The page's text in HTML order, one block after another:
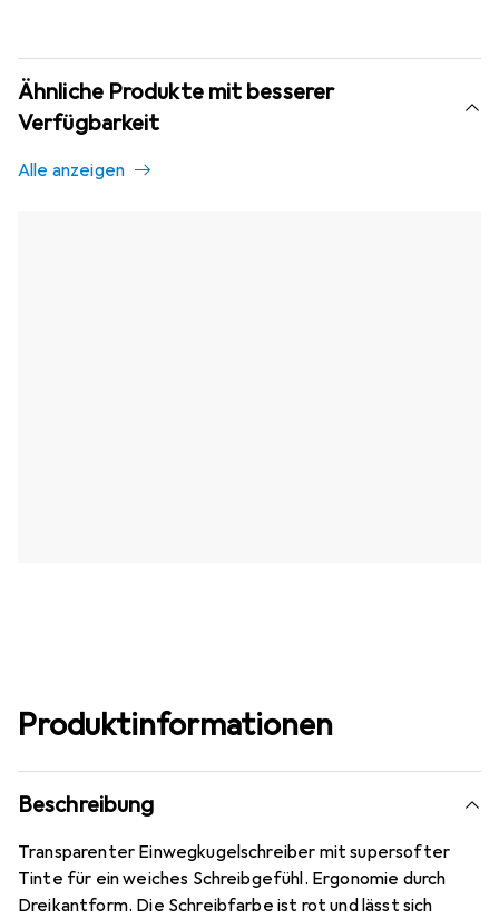
Ähnliche Produkte mit besserer
Verfügbarkeit
Alle anzeigen
Produktinformationen
Beschreibung
Transparenter Einwegkugelschreiber mit supersofter
Tinte für ein weiches Schreibgefühl. Ergonomie durch
Dreikantform. Die Schreibfarbe ist rot und lässt sich